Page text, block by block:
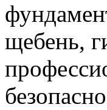
щебень,